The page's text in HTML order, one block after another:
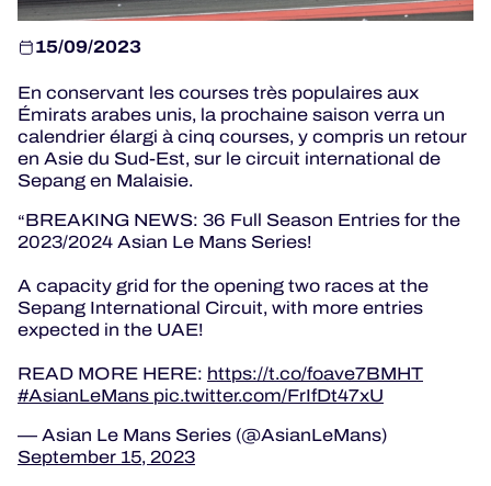
ELMS
MLMC
ALMS
15/09/2023
En conservant les courses très populaires aux
Émirats arabes unis, la prochaine saison verra un
calendrier élargi à cinq courses, y compris un retour
en Asie du Sud-Est, sur le circuit international de
Sepang en Malaisie.
BREAKING NEWS: 36 Full Season Entries for the
2023/2024 Asian Le Mans Series!
A capacity grid for the opening two races at the
Sepang International Circuit, with more entries
expected in the UAE!
READ MORE HERE: https://t.co/foave7BMHT
#AsianLeMans pic.twitter.com/FrIfDt47xU
— Asian Le Mans Series (@AsianLeMans)
September 15, 2023